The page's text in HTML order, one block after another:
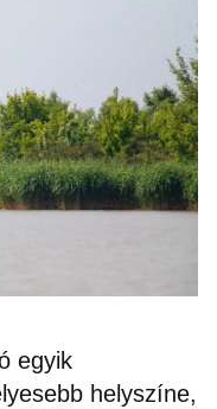
egyik
helyszíne,